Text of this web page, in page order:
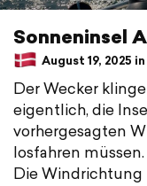
Sonneninsel
August 19, 2025 in
Der Wecker
eigentlich, die
vorhergesagten
losfahren müssen.
Die Windrichtung